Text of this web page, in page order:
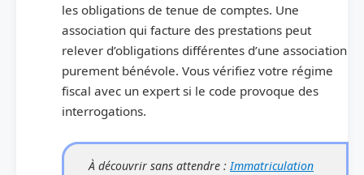
les obligations de tenue de comptes. Une
association qui facture des prestations peut
relever d’obligations différentes d’une association
purement bénévole. Vous vérifiez votre régime
fiscal avec un expert si le code provoque des
interrogations.
À découvrir sans attendre :Immatriculation